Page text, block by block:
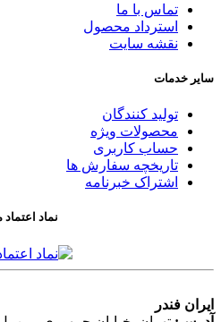
تماس با ما
استرداد محصول
نقشه سایت
سایر خدمات
تولید کنندگان
محصولات ویژه
حساب کاربری
تاریخچه سفارش ها
اشتراک خبرنامه
نماد
ایران فندر